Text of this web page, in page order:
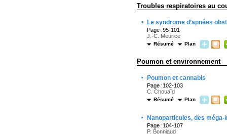
Troubles respiratoires au
· Le syndrome d’apnées
Page :95-101
J.-C. Meurice
Résumé Plan
Poumon et environnement
· Poumon et cannabis
Page :102-103
C. Chouaïd
Résumé Plan
· Nanoparticules, des méga-
Page :104-107
P. Bonniaud